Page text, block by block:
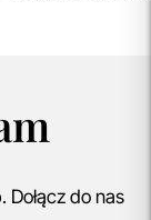
Dołącz do nas